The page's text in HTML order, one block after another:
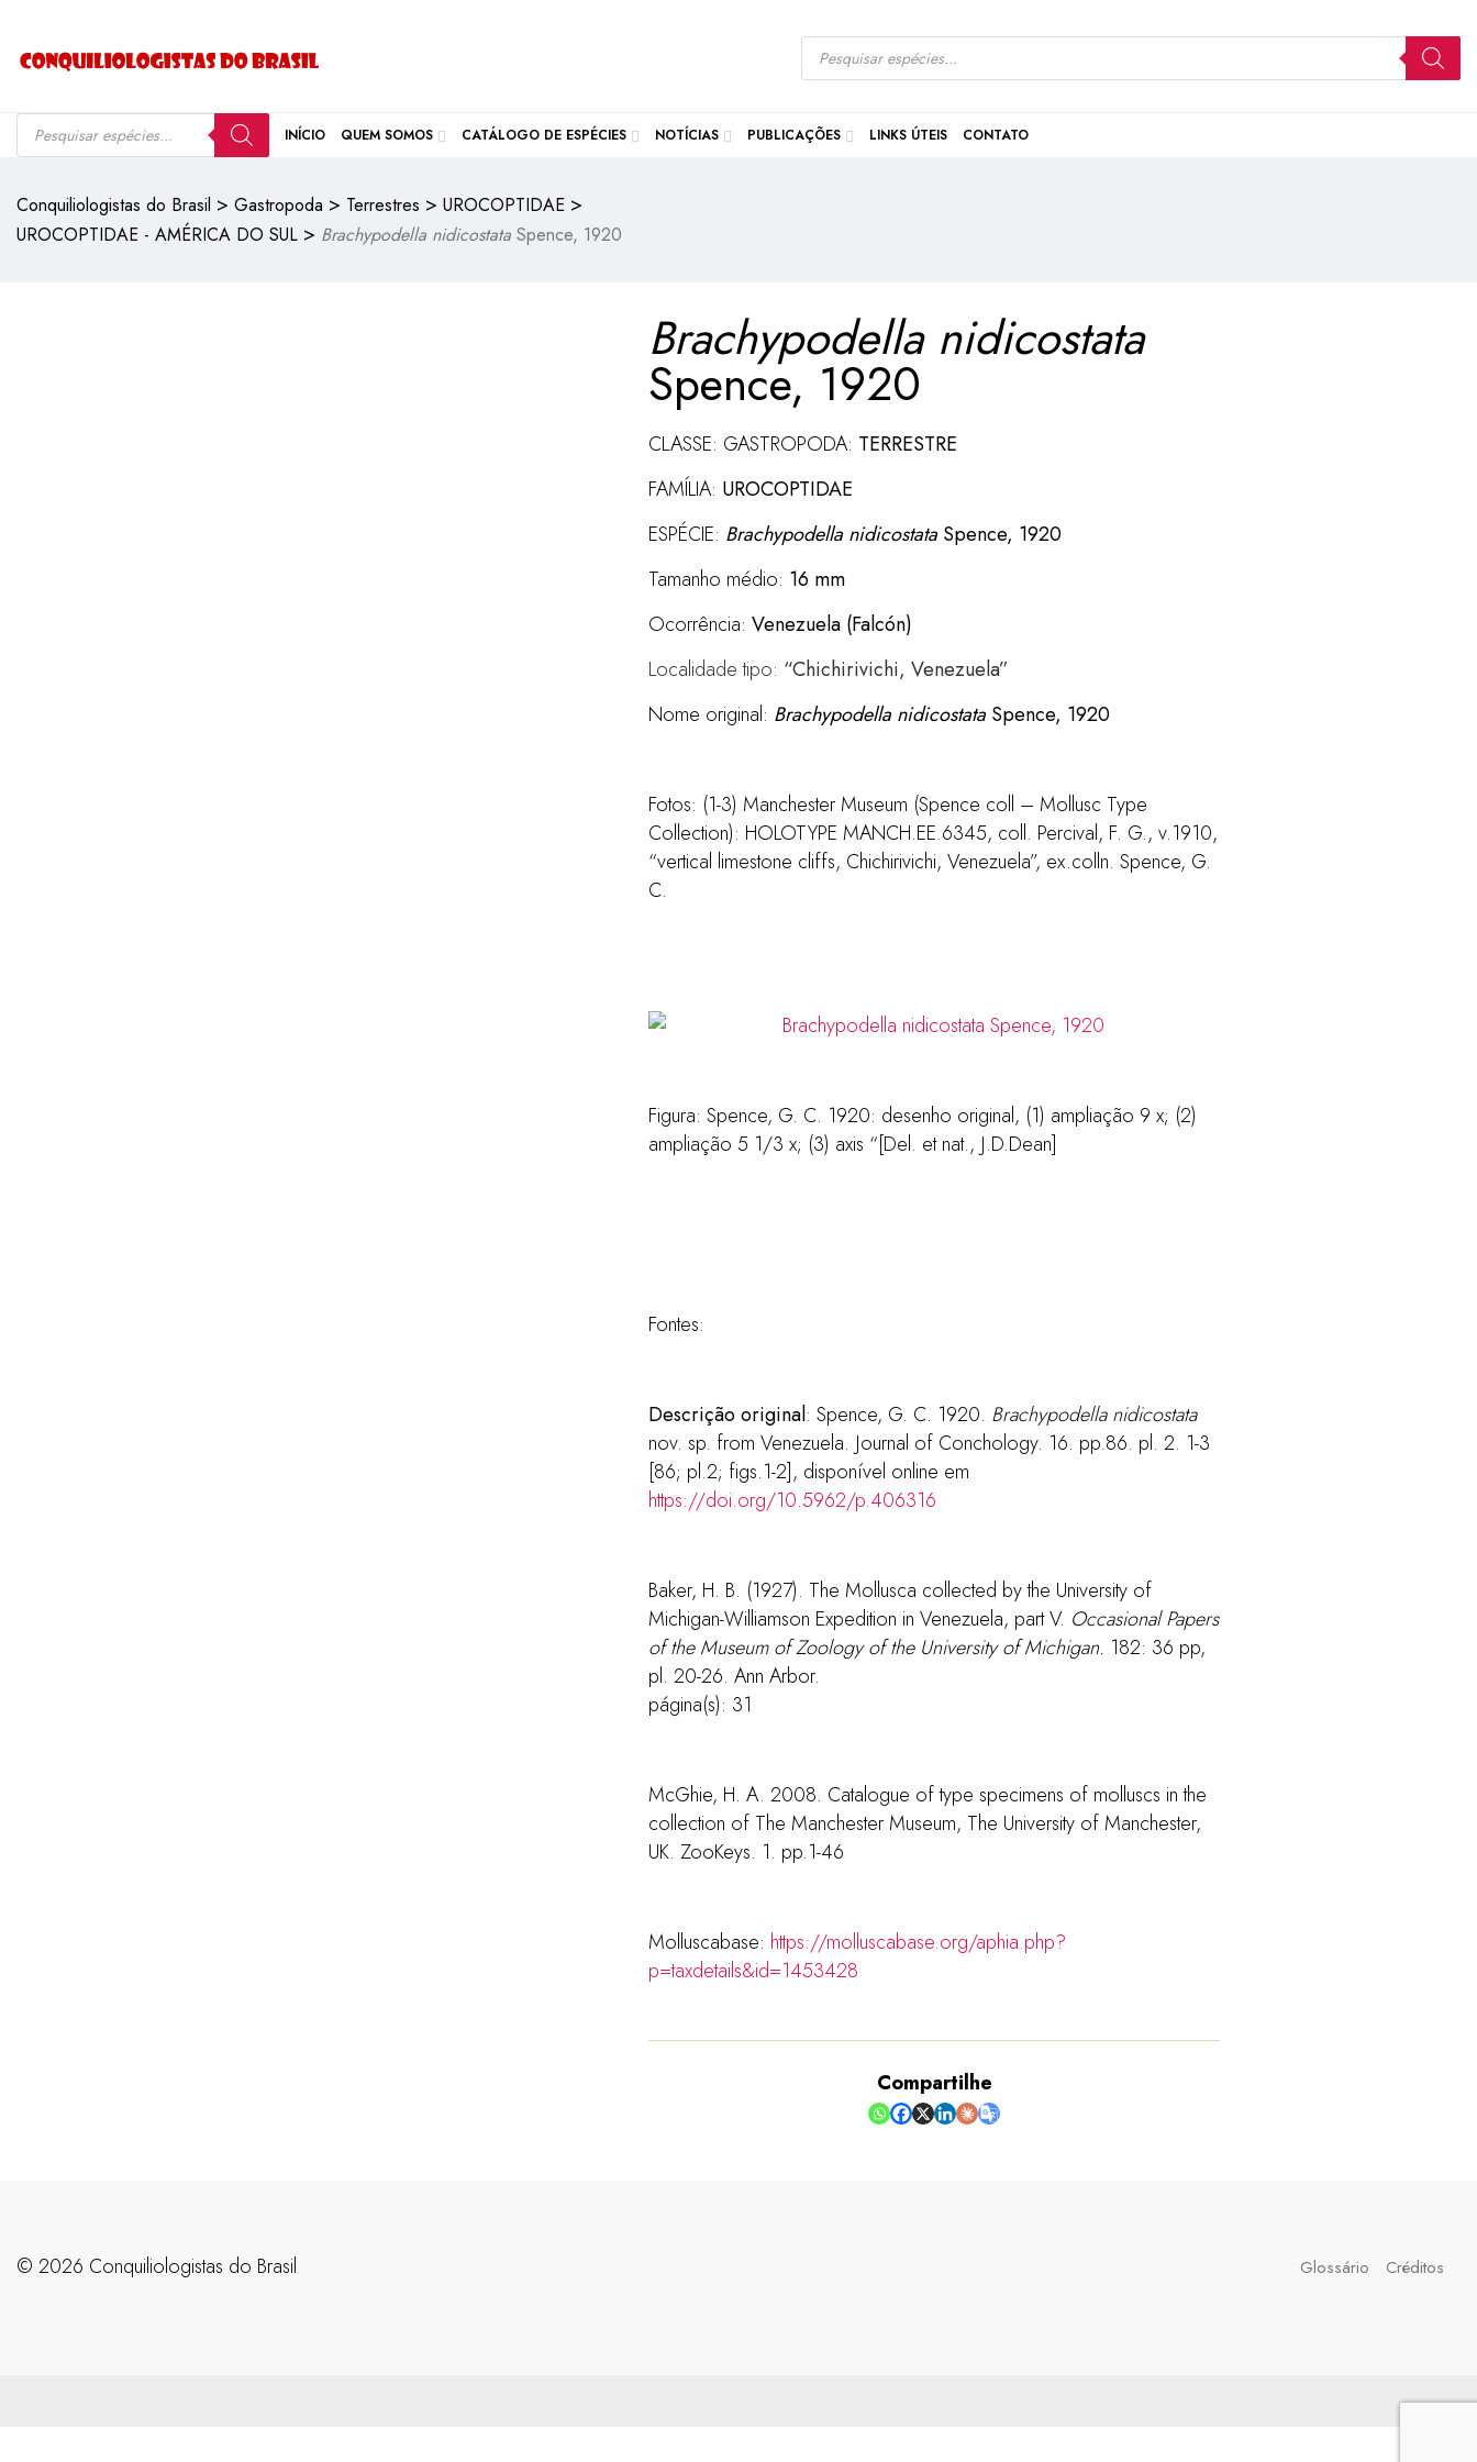
INÍCIO QUEM SOMOS CATÁLOGO DE ESPÉCIES NOTÍCIAS PUBLICAÇÕES LINKS ÚTEIS CONTATO
Conquiliologistas do Brasil > Gastropoda > Terrestres > UROCOPTIDAE >
UROCOPTIDAE - AMÉRICA DO SUL > Brachypodella nidicostata Spence, 1920
Brachypodella nidicostata
Spence, 1920
CLASSE: GASTROPODA: TERRESTRE
FAMÍLIA: UROCOPTIDAE
ESPÉCIE: Brachypodella nidicostataSpence, 1920
Tamanho médio: 16 mm
Ocorrência: Venezuela (Falcón)
Localidade tipo: “Chichirivichi, Venezuela”
Nome original: Brachypodella nidicostataSpence, 1920
Fotos: (1-3) Manchester Museum (Spence coll – Mollusc Type
Collection): HOLOTYPE MANCH.EE.6345, coll. Percival, F. G., v.1910,
“vertical limestone cliffs, Chichirivichi, Venezuela”, ex.colln. Spence, G.
C.
Figura: Spence, G. C. 1920: desenho original, (1) ampliação 9 x; (2)
ampliação 5 1/3 x; (3) axis “[Del. et nat., J.D.Dean]
Fontes:
Descrição original: Spence, G. C. 1920. Brachypodella nidicostata
nov. sp. from Venezuela. Journal of Conchology. 16. pp.86. pl. 2. 1-3
[86; pl.2; figs.1-2], disponível online em
https://doi.org/10.5962/p.406316
Baker, H. B. (1927). The Mollusca collected by the University of
Michigan-Williamson Expedition in Venezuela, part V. Occasional Papers
of the Museum of Zoology of the University of Michigan. 182: 36 pp,
pl. 20-26. Ann Arbor.
página(s): 31
McGhie, H. A. 2008. Catalogue of type specimens of molluscs in the
collection of The Manchester Museum, The University of Manchester,
UK. ZooKeys. 1. pp.1-46
Molluscabase: https://molluscabase.org/aphia.php?
p=taxdetails&id=1453428
Compartilhe
©️ 2026 Conquiliologistas do Brasil Glossário Créditos